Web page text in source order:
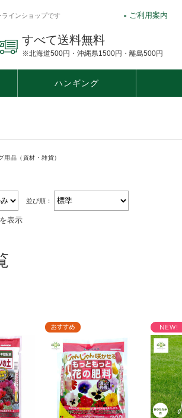
インショップです ご利用案内
すべて送料無料
※北海道500円・沖縄県1500円・離島500円
ハンギング
用品（資材・雑貨）
並び順：
表示